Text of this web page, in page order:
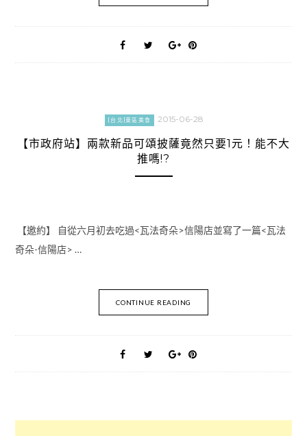
[台北]東區美食 2015-06-28
【市政府站】兩款新品可頌披薩竟然只要1元！能不大
推嗎!?
【邀約】 自從六月初去吃過<瓦法奇朵>信陽店並寫了一篇<瓦法
奇朵-信陽店> …
CONTINUE READING